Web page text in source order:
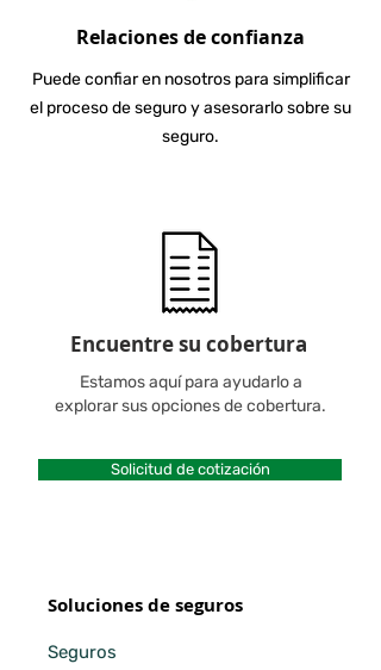
Relaciones de confianza
Puede confiar en nosotros para simplificar
el proceso de seguro y asesorarlo sobre su
seguro.
Encuentre su cobertura
Estamos aquí para ayudarlo a
explorar sus opciones de cobertura.
Solicitud de cotización
Soluciones de seguros
Seguros